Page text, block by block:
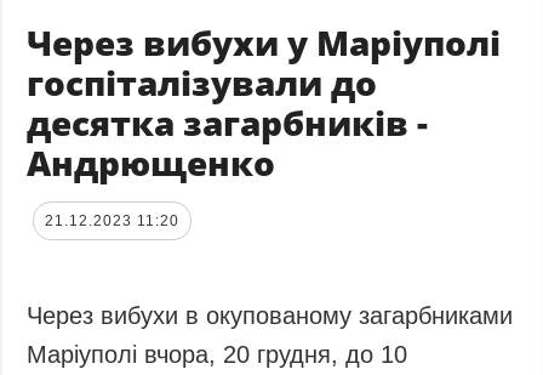
ВСI РУБРИКИ
Війна
Відбудова
Політика
Економіка
Світ
Регіони
АГЕНТСТВО
Про нас
користування
Тендери
Через вибухи у Маріуполі
госпіталізували до
десятка загарбників -
Андрющенко
21.12.2023 11:20
Через вибухи в окупованому загарбниками
Маріуполі вчора, 20 грудня, до 10